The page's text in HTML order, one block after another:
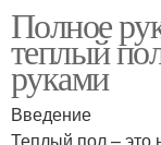
Полное
теплый
руками
Введение